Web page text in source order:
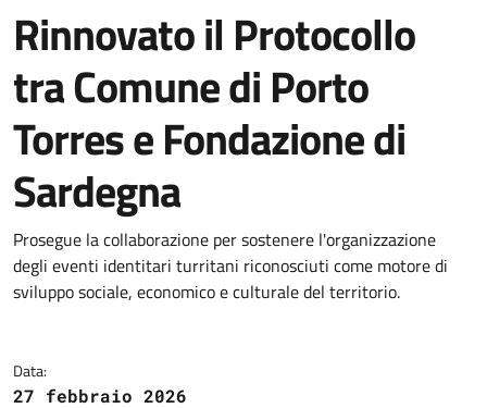
Rinnovato il Protocollo
tra Comune di Porto
Torres e Fondazione di
Sardegna
Dettagli della notizia
Prosegue la collaborazione per sostenere l'organizzazione
degli eventi identitari turritani riconosciuti come motore di
sviluppo sociale, economico e culturale del territorio.
Data:
27 febbraio 2026